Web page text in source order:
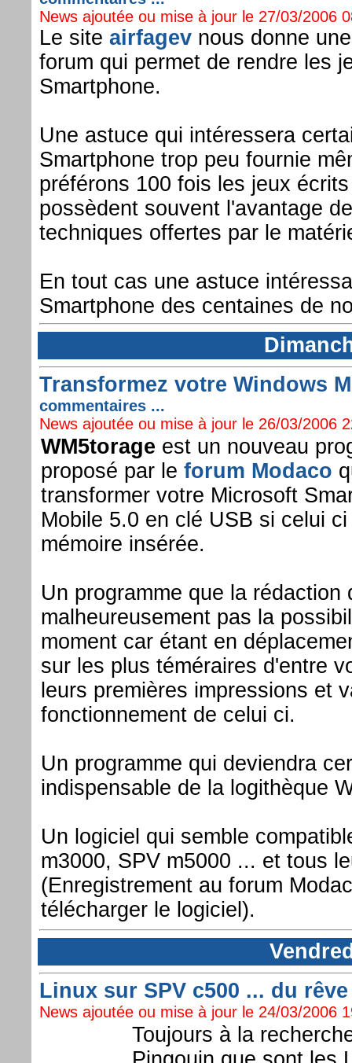
News ajoutée ou mise à jour le 27/03/2006
Le site airfagev nous donne
forum qui permet de rendre les
Smartphone.
Une astuce qui intéressera
Smartphone trop peu fournie
préférons 100 fois les jeux
possèdent souvent l'avantage
techniques offertes par le
En tout cas une astuce
Smartphone des centaines de
Transformez votre Windows
commentaires ...
News ajoutée ou mise à jour le 26/03/2006
WM5torage est un nouveau
proposé par le forum Modaco
transformer votre Microsoft
Mobile 5.0 en clé USB si celui
mémoire insérée.
Un programme que la rédaction
malheureusement pas la
moment car étant en
sur les plus téméraires d'entre
leurs premières impressions et
fonctionnement de celui ci.
Un programme qui deviendra
indispensable de la logithèque
Un logiciel qui semble
m3000, SPV m5000 ... et tous
(Enregistrement au forum
télécharger le logiciel).
Linux sur SPV c500 ... du
News ajoutée ou mise à jour le 24/03/2006
Toujours à la